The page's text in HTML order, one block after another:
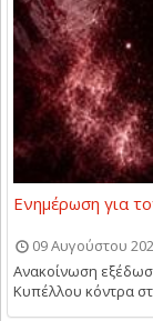
Ενημέρωση για
09 Αυγούστου
Ανακοίνωση
Κυπέλλου κόντρα